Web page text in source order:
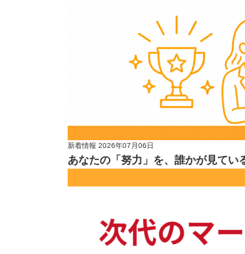
新着情報 2026年07月06日
あなたの「努力」を、誰かが見てい